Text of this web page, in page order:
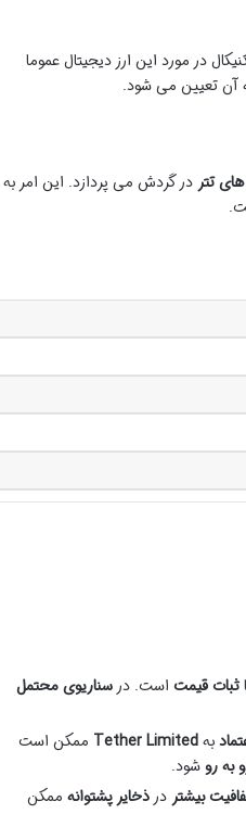
در مورد این ارز دیجیتال عموما
آن تعیین می شود.
تتر در گردش می پردازد. این امر به
ثبات قیمت است. درسناریوی محتمل
بهTether Limited ممکن است
به روشود.
بیشتر درذخایر پشتوانه ممکن